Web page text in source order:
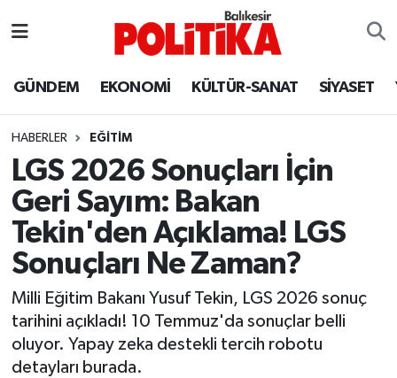
GÜNDEM EKONOMİ KÜLTÜR-SANAT SİYASET
HABERLER EĞİTİM
LGS 2026 Sonuçları İçin
Geri Sayım: Bakan
Tekin'den Açıklama! LGS
Sonuçları Ne Zaman?
Milli Eğitim Bakanı Yusuf Tekin, LGS 2026 sonuç
tarihini açıkladı! 10 Temmuz'da sonuçlar belli
oluyor. Yapay zeka destekli tercih robotu
detayları burada.
Ayvalık
Balya
Bandırma
Bigadiç
BİYOGRAFİLER
Burhaniye
Balıkesir Hava Durumu
Balıkesir Namaz Vakitleri
Balıkesir Trafik Yoğunluk Haritası
Süper Lig Puan Durumu ve Fikstür
Tüm Manşetler
Son Dakika Haberleri